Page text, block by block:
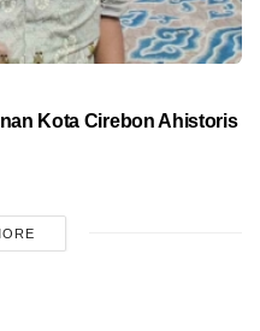
Kota Cirebon Ahistoris